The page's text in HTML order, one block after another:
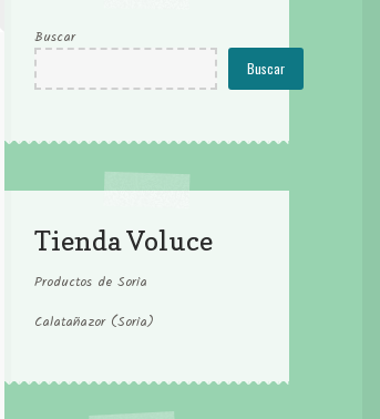
Buscar
Buscar
Tienda Voluce
Productos de Soria
Calatañazor (Soria)